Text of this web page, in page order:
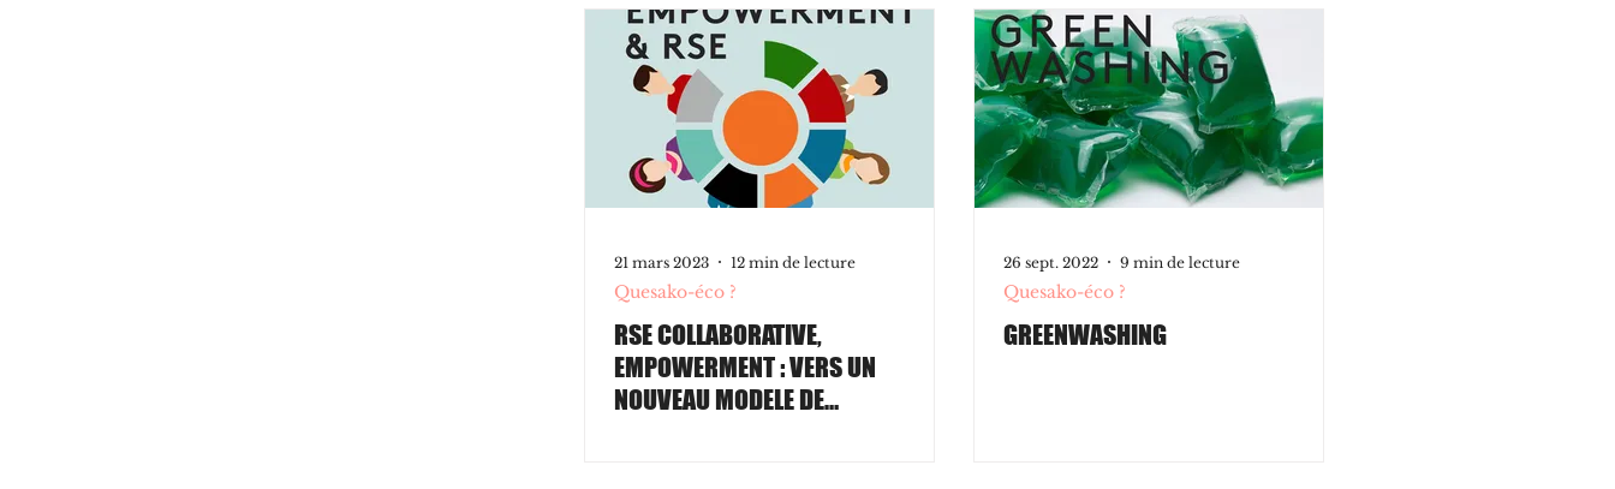
21 mars 2023 12 min de lecture
Quesako-éco ?
RSE COLLABORATIVE,
EMPOWERMENT : VERS UN
NOUVEAU MODELE DE
26 sept. 2022 9 min de lecture
Quesako-éco ?
GREENWASHING